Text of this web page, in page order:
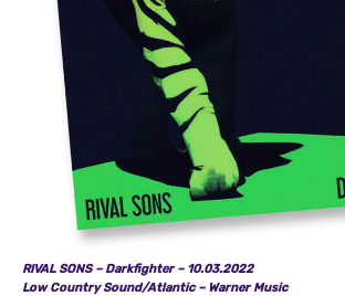
RIVAL SONS – Darkfighter – 10.03.2022
Low Country Sound/Atlantic – Warner Music